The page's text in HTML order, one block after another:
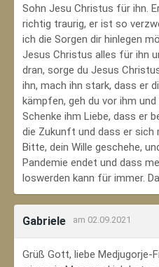
Sohn Jesu Christus für ihn.
richtig traurig, er ist so
ich die Sorgen dir hinlegen
Jesus Christus alles für ihn
dran, sorge du Jesus
ihn, mach ihn stark, dass er
kämpfen, geh du vor ihm
Schenke ihm Liebe, dass er
die Zukunft und dass er sich
Bitte, dein Wille geschehe,
Pandemie endet und dass
loswerden kann für immer.
Gabriele am 02.09.2021
Grüß Gott, liebe Medjugorje-